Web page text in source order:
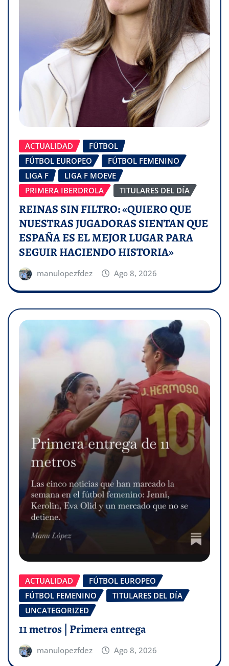
ACTUALIDAD
FÚTBOL
FÚTBOL EUROPEO
FÚTBOL FEMENINO
LIGA F
LIGA F MOEVE
PRIMERA IBERDROLA
TITULARES DEL DÍA
REINAS SIN FILTRO: «QUIERO QUE
NUESTRAS JUGADORAS SIENTAN QUE
ESPAÑA ES EL MEJOR LUGAR PARA
SEGUIR HACIENDO HISTORIA»
manulopezfdez Ago 8, 2026
ACTUALIDAD
FÚTBOL EUROPEO
FÚTBOL FEMENINO
TITULARES DEL DÍA
UNCATEGORIZED
11 metros | Primera entrega
manulopezfdez Ago 8, 2026